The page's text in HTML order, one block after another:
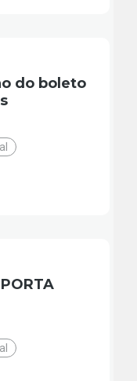
do boleto